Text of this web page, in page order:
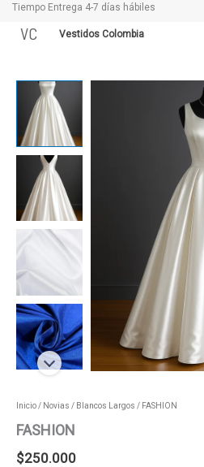
Tiempo Entrega 4-7 días hábiles
VC Vestidos Colombia
Inicio/ Novias / Blancos Largos / FASHION
FASHION
$250.000
FASHION
cantidad